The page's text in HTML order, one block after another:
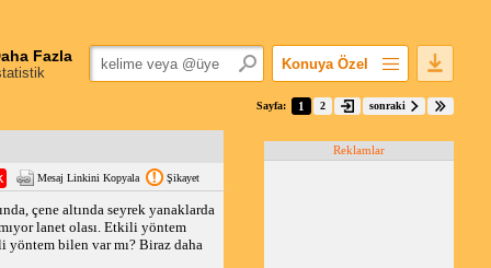
Fazla Konuya Özel
Favorilerime Ekle
Popüler Mesajlar
Sayfa: 1 2 sonraki
Mesaj Linkini Kopyala Şikayet
çene altında seyrek yanaklarda
lanet olası. Etkili yöntem
yöntem bilen var mı? Biraz daha
Reklamlar